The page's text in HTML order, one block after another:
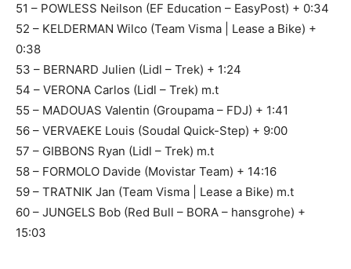
51 – POWLESS Neilson (EF Education – EasyPost) + 0:34
52 – KELDERMAN Wilco (Team Visma | Lease a Bike) +
0:38
53 – BERNARD Julien (Lidl – Trek) + 1:24
54 – VERONA Carlos (Lidl – Trek) m.t
55 – MADOUAS Valentin (Groupama – FDJ) + 1:41
56 – VERVAEKE Louis (Soudal Quick-Step) + 9:00
57 – GIBBONS Ryan (Lidl – Trek) m.t
58 – FORMOLO Davide (Movistar Team) + 14:16
59 – TRATNIK Jan (Team Visma | Lease a Bike) m.t
60 – JUNGELS Bob (Red Bull – BORA – hansgrohe) +
15:03